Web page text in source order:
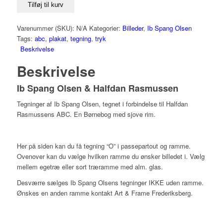
Tilføj til kurv
Varenummer (SKU): N/A Kategorier: Billeder, Ib Spang Olsen
Tags: abc, plakat, tegning, tryk
Beskrivelse
Beskrivelse
Ib Spang Olsen & Halfdan Rasmussen
Tegninger af Ib Spang Olsen, tegnet i forbindelse til Halfdan
Rasmussens ABC. En Børnebog med sjove rim.
Her på siden kan du få tegning “O” i passepartout og ramme.
Ovenover kan du vælge hvilken ramme du ønsker billedet i. Vælg
mellem egetræ eller sort træramme med alm. glas.
Desværre sælges Ib Spang Olsens tegninger IKKE uden ramme.
Ønskes en anden ramme kontakt Art & Frame Frederiksberg.